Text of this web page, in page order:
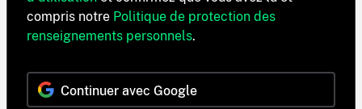
compris notre Politique de protection des
renseignements personnels.
Continuer avec Google